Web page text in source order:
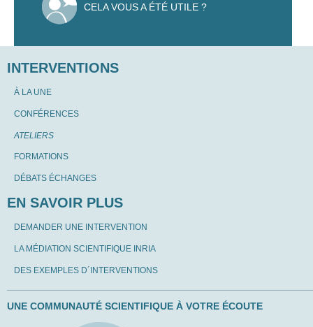
CELA VOUS A ÉTÉ UTILE ?
INTERVENTIONS
À LA UNE
CONFÉRENCES
ATELIERS
FORMATIONS
DÉBATS ÉCHANGES
EN SAVOIR PLUS
DEMANDER UNE INTERVENTION
LA MÉDIATION SCIENTIFIQUE INRIA
DES EXEMPLES D´INTERVENTIONS
UNE COMMUNAUTÉ SCIENTIFIQUE À VOTRE ÉCOUTE